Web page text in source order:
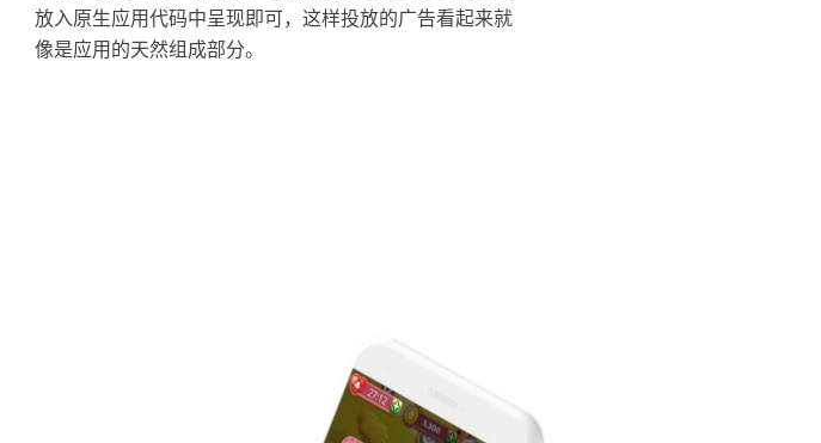
放入原生应用代码中呈现即可，这样投放的广告看起来就
像是应用的天然组成部分。